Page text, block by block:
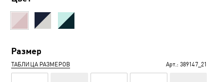
Размер
ТАБЛИЦА РАЗМЕРОВ Арт.: 389147_21